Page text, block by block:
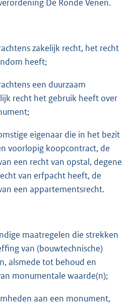
De Ronde Venen.
zakelijk recht, het recht
heeft;
een duurzaam
recht het gebruik heeft over
eigenaar die in het bezit
voorlopig koopcontract, de
een recht van opstal, degene
van erfpacht heeft, de
een appartementsrecht.
maatregelen die strekken
van (bouwtechnische)
alsmede tot behoud en
monumentale waarde(n);
aan een monument,